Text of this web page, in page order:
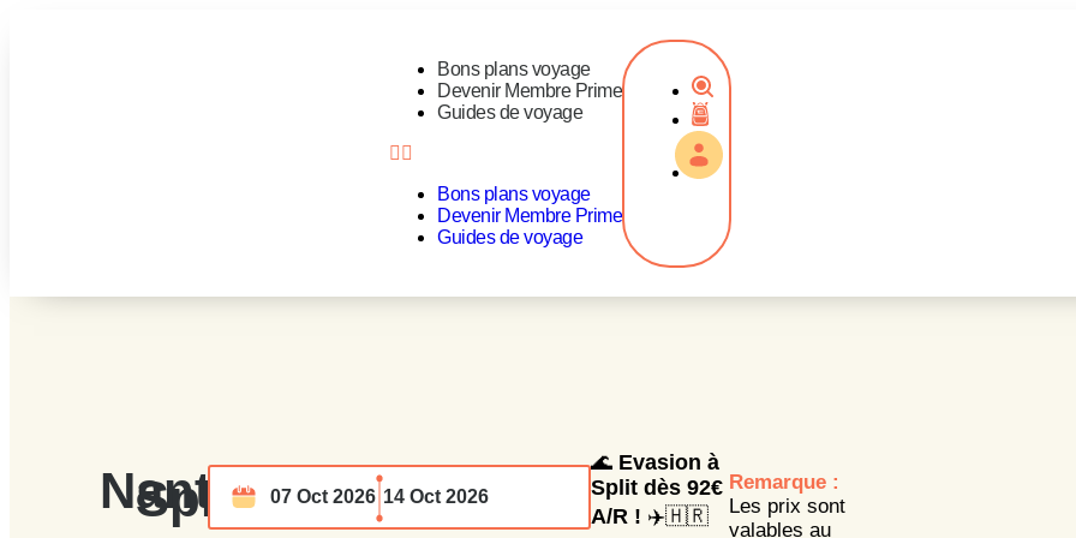
Bons plans voyage
Devenir Membre Prime
Guides de voyage
Bons plans voyage
Devenir Membre Prime
Guides de voyage
Nantes
Split 07 Oct 2026 14 Oct 2026
🌊 Evasion à
Split dès 92€
A/R ! ✈️🇭🇷
Remarque :
Les prix sont
valables au